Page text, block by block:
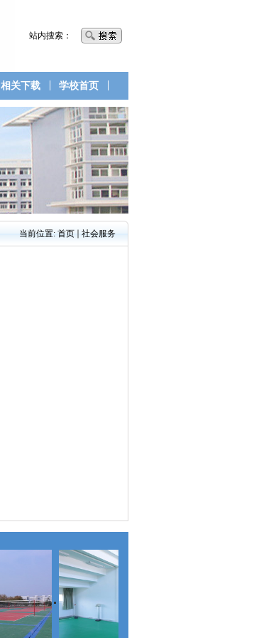
站内搜索：
相关下载 学校首页
当前位置: 首页 社会服务